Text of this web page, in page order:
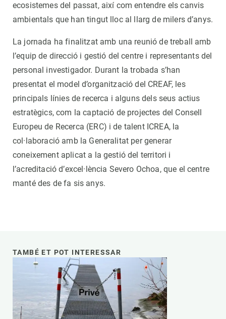
ecosistemes del passat, així com entendre els canvis
ambientals que han tingut lloc al llarg de milers d’anys.
La jornada ha finalitzat amb una reunió de treball amb
l’equip de direcció i gestió del centre i representants del
personal investigador. Durant la trobada s’han
presentat el model d’organització del CREAF, les
principals línies de recerca i alguns dels seus actius
estratègics, com la captació de projectes del Consell
Europeu de Recerca (ERC) i de talent ICREA, la
col·laboració amb la Generalitat per generar
coneixement aplicat a la gestió del territori i
l’acreditació d’excel·lència Severo Ochoa, que el centre
manté des de fa sis anys.
TAMBÉ ET POT INTERESSAR